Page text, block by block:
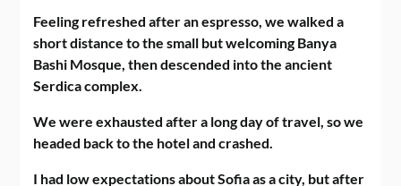
Feeling refreshed after an espresso, we walked a
short distance to the small but welcoming Banya
Bashi Mosque, then descended into the ancient
Serdica complex.
We were exhausted after a long day of travel, so we
headed back to the hotel and crashed.
I had low expectations about Sofia as a city, but after